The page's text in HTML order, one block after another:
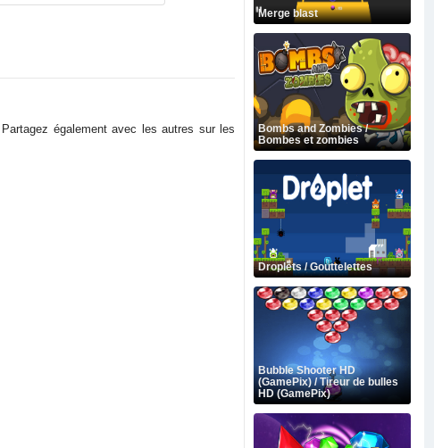
également avec les autres sur les
Merge blast
Bombs and Zombies /
Bombes et zombies
Droplets / Gouttelettes
Bubble Shooter HD
(GamePix) / Tireur de bulles
HD (GamePix)